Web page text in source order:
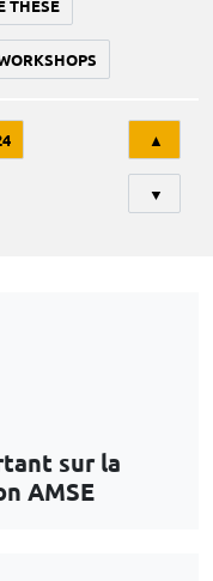
THÈSE
▲
▼
sur la
AMSE